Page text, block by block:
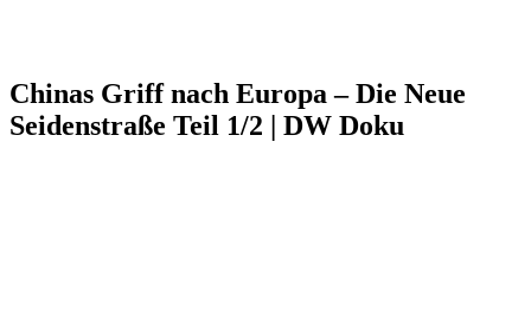
Chinas Griff nach Europa – Die Neue
Seidenstraße Teil 1/2 | DW Doku